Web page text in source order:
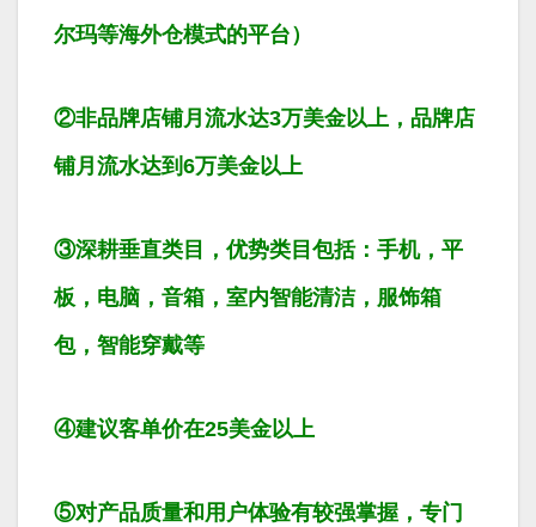
尔玛等海外仓模式的平台）
②非品牌店铺月流水达3万美金以上，品牌店
铺月流水达到6万美金以上
③深耕垂直类目，优势类目包括：手机，平
板，电脑，音箱，室内智能清洁，服饰箱
包，智能穿戴等
④建议客单价在25美金以上
⑤对产品质量和用户体验有较强掌握，专门